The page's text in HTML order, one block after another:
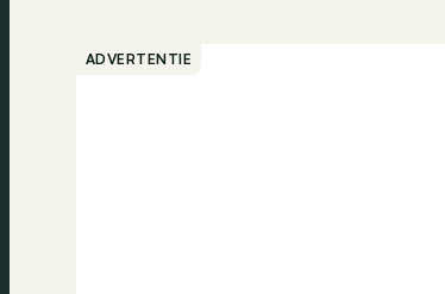
ADVERTENTIE